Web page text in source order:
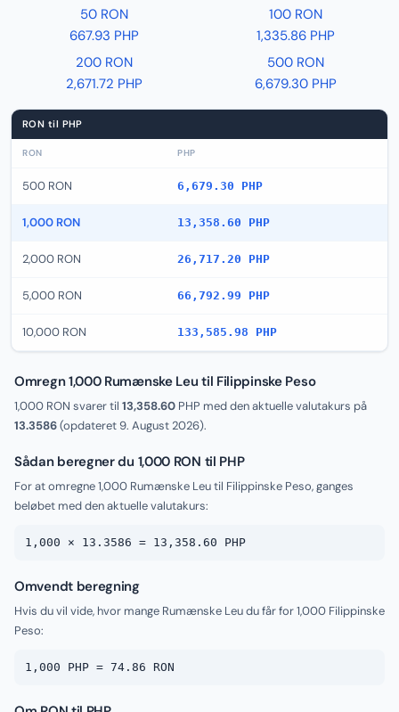
50 RON
667.93 PHP
100 RON
1,335.86 PHP
200 RON
2,671.72 PHP
500 RON
6,679.30 PHP
RON til PHP
RON PHP
500 RON 6,679.30 PHP
1,000 RON 13,358.60 PHP
2,000 RON 26,717.20 PHP
5,000 RON 66,792.99 PHP
10,000 RON 133,585.98 PHP
Omregn 1,000 Rumænske Leu til Filippinske Peso
1,000 RON svarer til 13,358.60 PHP med den aktuelle valutakurs på
13.3586(opdateret9. August 2026).
Sådan beregner du 1,000 RON til PHP
For at omregne 1,000 Rumænske Leu til Filippinske Peso, ganges
beløbet med den aktuelle valutakurs:
1,000 × 13.3586 = 13,358.60 PHP
Omvendt beregning
Hvis du vil vide, hvor mange Rumænske Leu du får for 1,000 Filippinske
Peso:
1,000 PHP = 74.86 RON